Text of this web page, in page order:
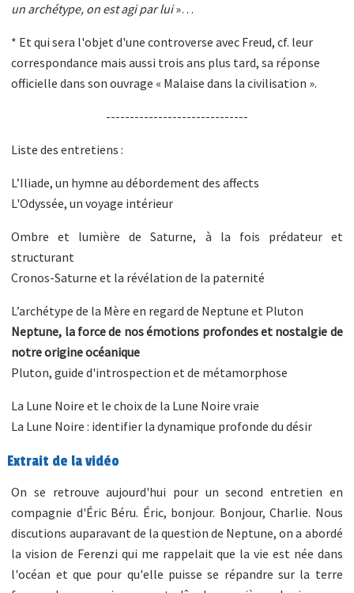
un archétype, on est agi par lui»…
* Et qui sera l'objet d'une controverse avec Freud, cf. leur
correspondance mais aussi trois ans plus tard, sa réponse
officielle dans son ouvrage « Malaise dans la civilisation ».
------------------------------
Liste des entretiens :
L’Iliade, un hymne au débordement des affects
L'Odyssée, un voyage intérieur
Ombre et lumière de Saturne, à la fois prédateur et
structurant
Cronos-Saturne et la révélation de la paternité
L’archétype de la Mère en regard de Neptune et Pluton
Neptune, la force de nos émotions profondes et nostalgie de
notre origine océanique
Pluton, guide d'introspection et de métamorphose
La Lune Noire et le choix de la Lune Noire vraie
La Lune Noire : identifier la dynamique profonde du désir
Extrait de la vidéo
On se retrouve aujourd'hui pour un second entretien en
compagnie d'Éric Béru. Éric, bonjour. Bonjour, Charlie. Nous
discutions auparavant de la question de Neptune, on a abordé
la vision de Ferenzi qui me rappelait que la vie est née dans
l'océan et que pour qu'elle puisse se répandre sur la terre